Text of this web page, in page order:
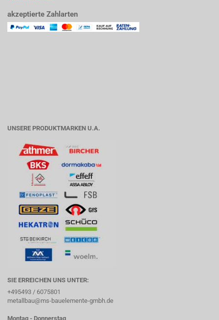
akzeptierte Zahlarten
UNSERE PRODUKTMARKEN U.A.
SIE ERREICHEN UNS UNTER:
+495493 / 6075801
metallbau@ms-bauelemente-gmbh.de
Montag - Donnerstag